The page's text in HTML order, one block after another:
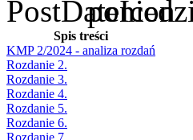
Spis treści
KMP 2/2024 - analiza rozdań
Rozdanie 2.
Rozdanie 3.
Rozdanie 4.
Rozdanie 5.
Rozdanie 6.
Rozdanie 7.